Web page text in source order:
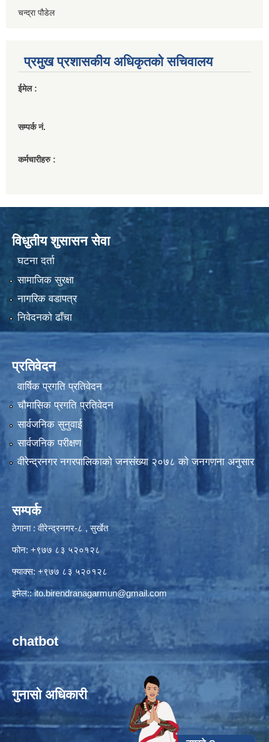
चन्द्रा पौडेल
प्रमुख प्रशासकीय अधिकृतको सचिवालय
ईमेल :
सम्पर्क नं.
कर्मचारीहरु :
विधुतीय शुसासन सेवा
घटना दर्ता
सामाजिक सुरक्षा
नागरिक वडापत्र
निवेदनको ढाँचा
प्रतिवेदन
वार्षिक प्रगति प्रतिवेदन
चौमासिक प्रगति प्रतिवेदन
सार्वजनिक सुनुवाई
सार्वजनिक परीक्षण
वीरेन्द्रनगर नगरपालिकाकाे जनसंख्या २०७८ काे जनगणना अनुसार
सम्पर्क
ठेगाना : वीरेन्द्रनगर-८ , सुर्खेत
फोन: +९७७ ८३ ५२०१२८
फ्याक्स: +९७७ ८३ ५२०१२८
इमेल::ito.birendranagarmun@gmail.com
chatbot
गुनासो अधिकारी